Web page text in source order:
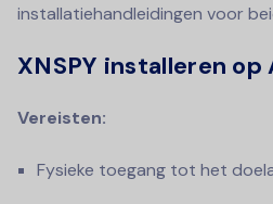
installatiehandleidingen voor
XNSPY installeren op
Vereisten:
Fysieke toegang tot het